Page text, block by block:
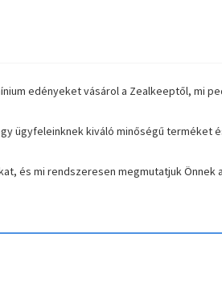
edényeket vásárol a Zealkeeptől, mi
ügyfeleinknek kiváló minőségű terméket
és mi rendszeresen megmutatjuk Önnek